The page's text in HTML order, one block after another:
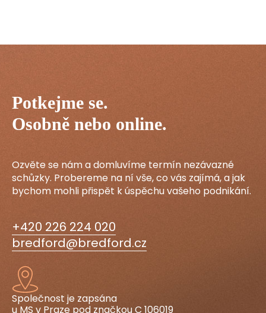
Potkejme se.
Osobně nebo online.
Ozvěte se nám a domluvíme termín nezávazné
schůzky. Probereme na ní vše, co vás zajímá, a jak
bychom mohli přispět k úspěchu vašeho podnikání.
+420 226 224 020
bredford@bredford.cz
Společnost je zapsána
u MS v Praze pod značkou C 106019